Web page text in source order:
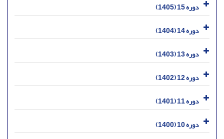
دوره 15 (1405)
دوره 14 (1404)
دوره 13 (1403)
دوره 12 (1402)
دوره 11 (1401)
دوره 10 (1400)